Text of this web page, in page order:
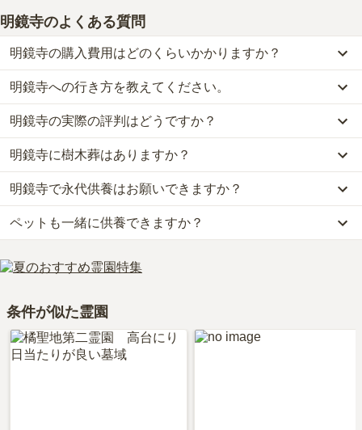
明鏡寺のよくある質問
明鏡寺の購入費用はどのくらいかかりますか？
明鏡寺では、樹木葬が約40万円からお求めいただけます。
なお、明鏡寺がある神奈川県の相場は、樹木葬が約61万円です。
お墓は、価格が高いものがよい、安いものが悪い、という訳ではあ
りません。大切なのは、ご家族が心から納得し、安心してお参りで
きる場所を選ぶことです。
明鏡寺への行き方を教えてください。
公共交通機関の場合、東急田園都市線「梶が谷駅」から徒歩約14分
です。
詳しいルートや地図は、本ページの「地図・交通アクセス」欄をご
確認ください。
明鏡寺の実際の評判はどうですか？
当サイトに寄せられた総合評価は、3.2点です。特に管理状況が高
く評価されています。
利用者様からは「お寺の周辺は住宅地なので何もありません。バス
停近辺には数件お店があります。溝の口駅は都会なので、なんでも
あります。」といったお声をいただいております。
明鏡寺に樹木葬はありますか？
はい、明鏡寺には2種類の樹木葬がございます。
費用は、約40万円からとなっております。
明鏡寺がある神奈川県の樹木葬の相場価格は、約61万円です。
樹木葬について詳しく知りたい方は『樹木葬とは？費用相場・メリ
ット＆デメリット・仕組みを解説
明鏡寺で永代供養はお願いできますか？
はい、明鏡寺は永代供養に対応しています。
費用は、約40万円からとなっております。
明鏡寺がある神奈川県の永代供養墓の相場価格は、約59万円です。
永代供養について詳しく知りたい方は『
ペットも一緒に供養できますか？
はい、明鏡寺はペット供養に対応しております。
大切な家族の一員であるペットも供養できるプランをご用意してお
条件が似た霊園